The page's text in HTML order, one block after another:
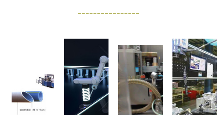
----------------